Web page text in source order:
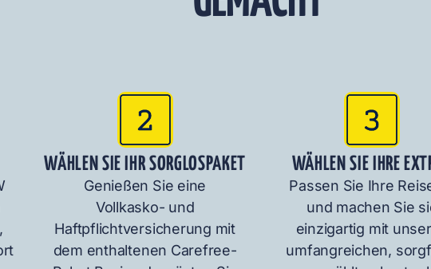
WÄHLEN SIE IHR SORGLOSPAKET
Genießen Sie eine
Vollkasko- und
Haftpflichtversicherung mit
dem enthaltenen Carefree-
WÄHLEN SIE IHRE
Passen Sie Ihre
und machen Sie
einzigartig mit
umfangreichen,